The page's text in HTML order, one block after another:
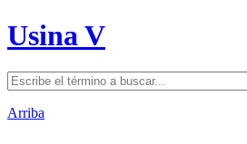
Usina V
Arriba